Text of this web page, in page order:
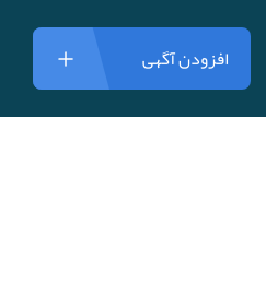
افزودن آگهی